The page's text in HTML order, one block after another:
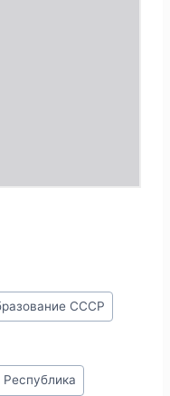
СССР